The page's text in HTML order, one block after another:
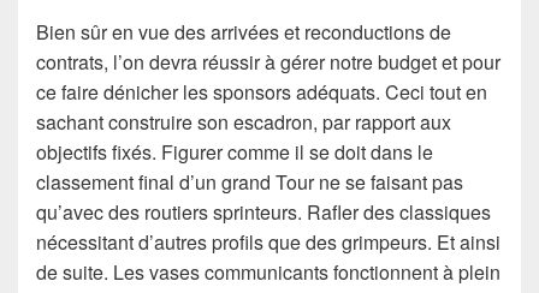
Bien sûr en vue des arrivées et reconductions de
contrats, l’on devra réussir à gérer notre budget et pour
ce faire dénicher les sponsors adéquats. Ceci tout en
sachant construire son escadron, par rapport aux
objectifs fixés. Figurer comme il se doit dans le
classement final d’un grand Tour ne se faisant pas
qu’avec des routiers sprinteurs. Rafler des classiques
nécessitant d’autres profils que des grimpeurs. Et ainsi
de suite. Les vases communicants fonctionnent à plein